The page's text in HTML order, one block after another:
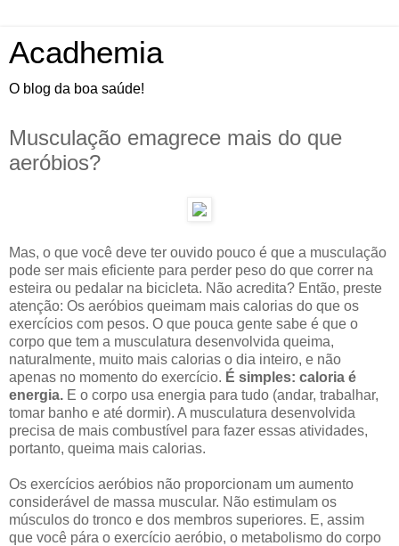
Acadhemia
O blog da boa saúde!
Musculação emagrece mais do que
aeróbios?
Mas, o que você deve ter ouvido pouco é que a musculação
pode ser mais eficiente para perder peso do que correr na
esteira ou pedalar na bicicleta. Não acredita? Então, preste
atenção: Os aeróbios queimam mais calorias do que os
exercícios com pesos. O que pouca gente sabe é que o
corpo que tem a musculatura desenvolvida queima,
naturalmente, muito mais calorias o dia inteiro, e não
apenas no momento do exercício. É simples: caloria é
energia. E o corpo usa energia para tudo (andar, trabalhar,
tomar banho e até dormir). A musculatura desenvolvida
precisa de mais combustível para fazer essas atividades,
portanto, queima mais calorias.
Os exercícios aeróbios não proporcionam um aumento
considerável de massa muscular. Não estimulam os
músculos do tronco e dos membros superiores. E, assim
que você pára o exercício aeróbio, o metabolismo do corpo